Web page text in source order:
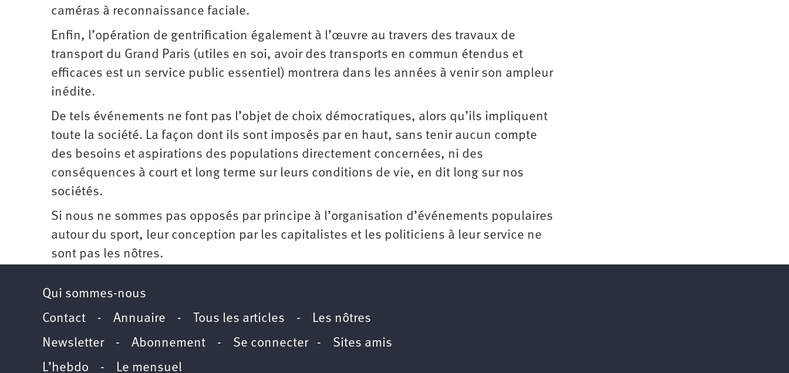
caméras à reconnaissance faciale.
Enfin, l’opération de gentrification également à l’œuvre au travers des travaux de
transport du Grand Paris (utiles en soi, avoir des transports en commun étendus et
efficaces est un service public essentiel) montrera dans les années à venir son ampleur
inédite.
De tels événements ne font pas l’objet de choix démocratiques, alors qu’ils impliquent
toute la société. La façon dont ils sont imposés par en haut, sans tenir aucun compte
des besoins et aspirations des populations directement concernées, ni des
conséquences à court et long terme sur leurs conditions de vie, en dit long sur nos
sociétés.
Si nous ne sommes pas opposés par principe à l’organisation d’événements populaires
autour du sport, leur conception par les capitalistes et les politiciens à leur service ne
sont pas les nôtres.
Qui sommes-nous
Contact - Annuaire - Tous les articles -
Les nôtres
Newsletter- Abonnement - Se connecter- Sites amis
L’hebdo - Le mensuel